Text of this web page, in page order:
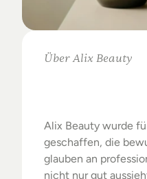
Über Alix Beauty
Alix Beauty wurde
geschaffen, die
glauben an
nicht nur gut